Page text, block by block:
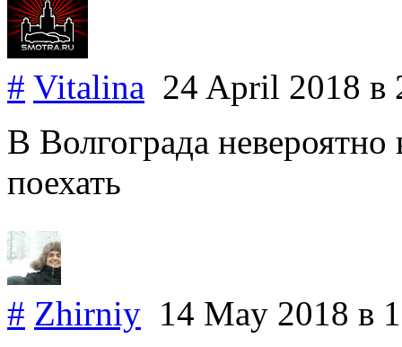
# Vitalina 24 April 2018 в
В Волгограда невероятно
поехать
# Zhirniy 14 May 2018 в